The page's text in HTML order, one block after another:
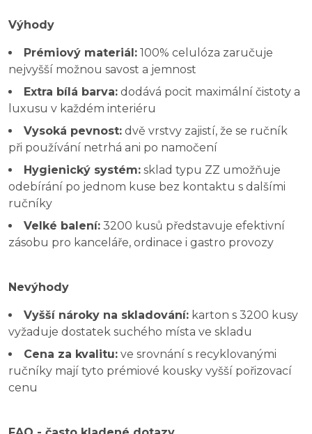
Výhody
Prémiový materiál: 100% celulóza zaručuje
nejvyšší možnou savost a jemnost
Extra bílá barva: dodává pocit maximální čistoty a
luxusu v každém interiéru
Vysoká pevnost: dvě vrstvy zajistí, že se ručník
při používání netrhá ani po namočení
Hygienický systém: sklad typu ZZ umožňuje
odebírání po jednom kuse bez kontaktu s dalšími
ručníky
Velké balení: 3200 kusů představuje efektivní
zásobu pro kanceláře, ordinace i gastro provozy
Nevýhody
Vyšší nároky na skladování: karton s 3200 kusy
vyžaduje dostatek suchého místa ve skladu
Cena za kvalitu: ve srovnání s recyklovanými
ručníky mají tyto prémiové kousky vyšší pořizovací
cenu